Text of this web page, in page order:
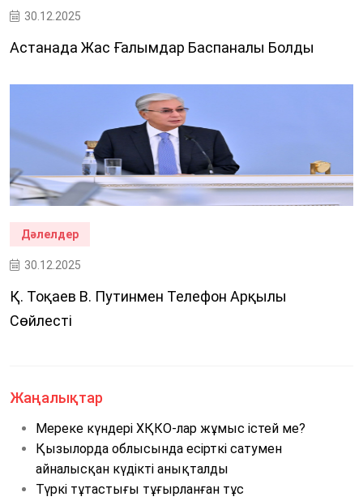
30.12.2025
Астанада Жас Ғалымдар Баспаналы Болды
Дәлелдер
30.12.2025
Қ. Тоқаев В. Путинмен Телефон Арқылы
Сөйлесті
Жаңалықтар
Мереке күндері ХҚКО-лар жұмыс істей ме?
Қызылорда облысында есірткі сатумен
айналысқан күдікті анықталды
Түркі тұтастығы тұғырланған тұс